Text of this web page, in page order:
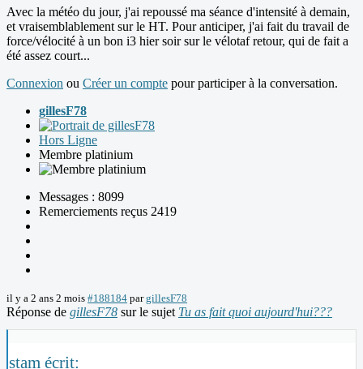
Avec la météo du jour, j'ai repoussé ma séance d'intensité à demain,
et vraisemblablement sur le HT. Pour anticiper, j'ai fait du travail de
force/vélocité à un bon i3 hier soir sur le vélotaf retour, qui de fait a
été assez court...
Connexion ou Créer un compte pour participer à la conversation.
gillesF78
Hors Ligne
Membre platinium
Messages : 8099
Remerciements reçus 2419
il y a 2 ans 2 mois #188184 pargillesF78
Réponse de gillesF78 sur le sujet Tu as fait quoi aujourd'hui???
stam écrit: